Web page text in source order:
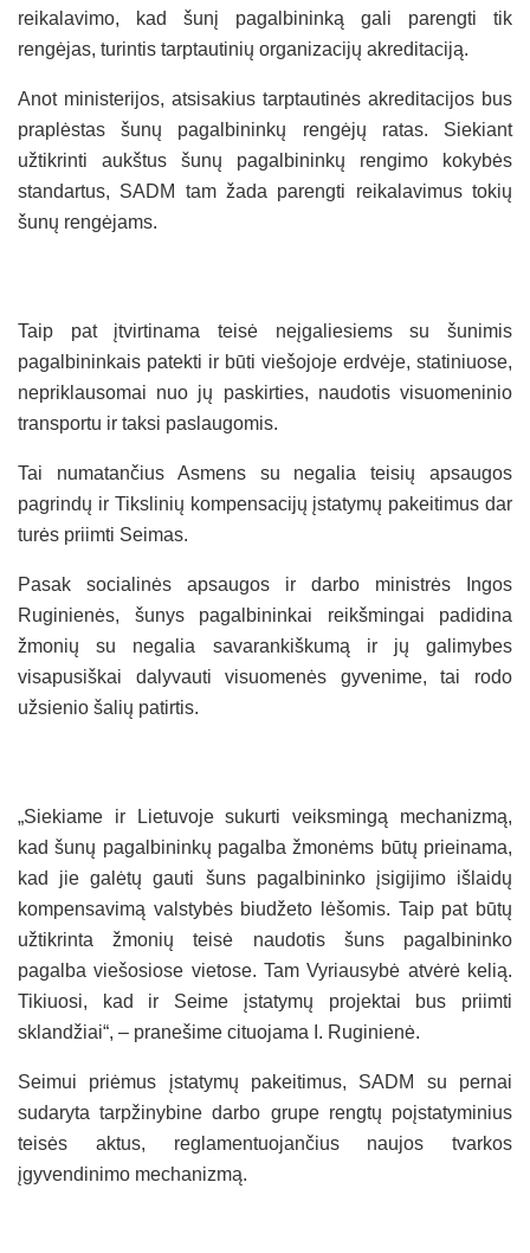
reikalavimo, kad šunį pagalbininką gali parengti tik
rengėjas, turintis tarptautinių organizacijų akreditaciją.
Anot ministerijos, atsisakius tarptautinės akreditacijos bus
praplėstas šunų pagalbininkų rengėjų ratas. Siekiant
užtikrinti aukštus šunų pagalbininkų rengimo kokybės
standartus, SADM tam žada parengti reikalavimus tokių
šunų rengėjams.
Taip pat įtvirtinama teisė neįgaliesiems su šunimis
pagalbininkais patekti ir būti viešojoje erdvėje, statiniuose,
nepriklausomai nuo jų paskirties, naudotis visuomeninio
transportu ir taksi paslaugomis.
Tai numatančius Asmens su negalia teisių apsaugos
pagrindų ir Tikslinių kompensacijų įstatymų pakeitimus dar
turės priimti Seimas.
Pasak socialinės apsaugos ir darbo ministrės Ingos
Ruginienės, šunys pagalbininkai reikšmingai padidina
žmonių su negalia savarankiškumą ir jų galimybes
visapusiškai dalyvauti visuomenės gyvenime, tai rodo
užsienio šalių patirtis.
„Siekiame ir Lietuvoje sukurti veiksmingą mechanizmą,
kad šunų pagalbininkų pagalba žmonėms būtų prieinama,
kad jie galėtų gauti šuns pagalbininko įsigijimo išlaidų
kompensavimą valstybės biudžeto lėšomis. Taip pat būtų
užtikrinta žmonių teisė naudotis šuns pagalbininko
pagalba viešosiose vietose. Tam Vyriausybė atvėrė kelią.
Tikiuosi, kad ir Seime įstatymų projektai bus priimti
sklandžiai“, – pranešime cituojama I. Ruginienė.
Seimui priėmus įstatymų pakeitimus, SADM su pernai
sudaryta tarpžinybine darbo grupe rengtų poįstatyminius
teisės aktus, reglamentuojančius naujos tvarkos
įgyvendinimo mechanizmą.